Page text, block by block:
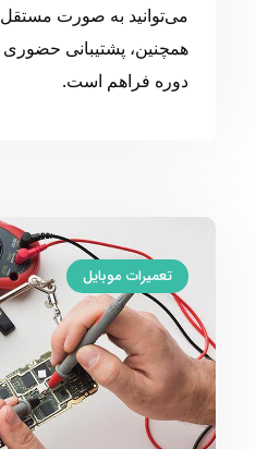
می‌توانید به صورت مستقل
همچنین، پشتیبانی
دوره فراهم است.
تعمیرات موبایل